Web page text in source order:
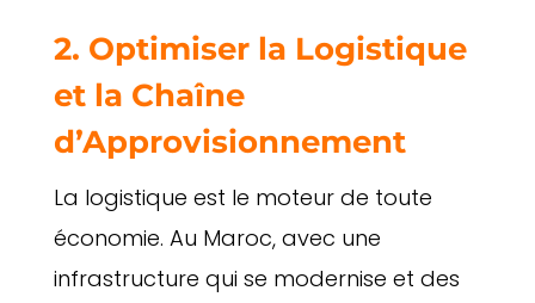
2. Optimiser la Logistique
et la Chaîne
d’Approvisionnement
La logistique est le moteur de toute
économie. Au Maroc, avec une
infrastructure qui se modernise et des